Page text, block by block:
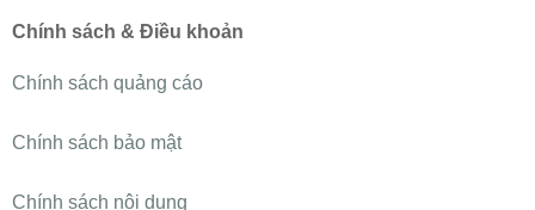
Chính sách & Điều khoản
Chính sách quảng cáo
Chính sách bảo mật
Chính sách nội dung